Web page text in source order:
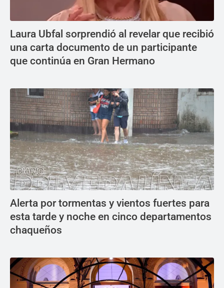
Laura Ubfal sorprendió al revelar que recibió
una carta documento de un participante
que continúa en Gran Hermano
Alerta por tormentas y vientos fuertes para
esta tarde y noche en cinco departamentos
chaqueños